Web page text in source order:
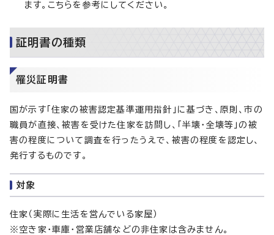
ます。こちらを参考にしてください。
証明書の種類
罹災証明書
国が示す「住家の被害認定基準運用指針」に基づき、原則、市の
職員が直接、被害を受けた住家を訪問し、「半壊・全壊等」の被
害の程度について調査を行ったうえで、被害の程度を認定し、
発行するものです。
対象
住家（実際に生活を営んでいる家屋）
※空き家・車庫・営業店舗などの非住家は含みません。